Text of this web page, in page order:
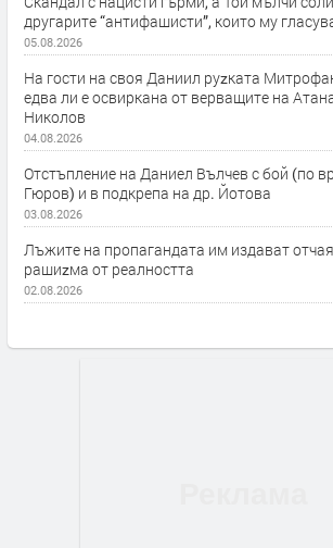
другарите “антифашисти”, които му
05.08.2026
На гости на своя Даниил руzката
едва ли е освиркана от верващите на
Николов
04.08.2026
Отстъпление на Даниел Вълчев с бой (по
Гюров) и в подкрепа на др. Йотова
03.08.2026
Лъжите на пропагандата им издават
рашиzма от реалността
02.08.2026